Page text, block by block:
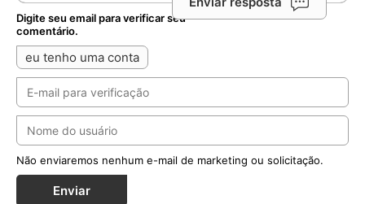
Digite seu email para verificar seu
comentário.
eu tenho uma conta
Não enviaremos nenhum e-mail de marketing ou solicitação.
Enviar